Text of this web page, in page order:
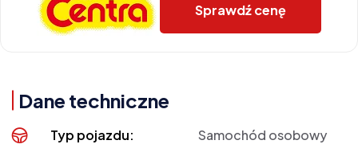
Sprawdź cenę
Dane techniczne
Typ pojazdu: Samochód osobowy